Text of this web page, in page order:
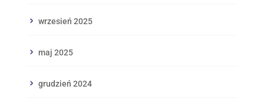
wrzesień 2025
maj 2025
grudzień 2024